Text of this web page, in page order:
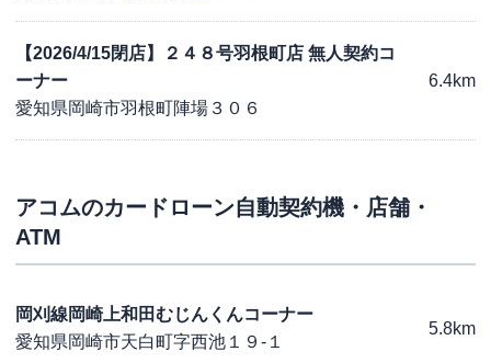
【2026/4/15閉店】２４８号羽根町店 無人契約コ
ーナー
愛知県岡崎市羽根町陣場３０６
6.4km
アコムのカードローン自動契約機・店舗・
ATM
岡刈線岡崎上和田むじんくんコーナー
愛知県岡崎市天白町字西池１９-１
5.8km